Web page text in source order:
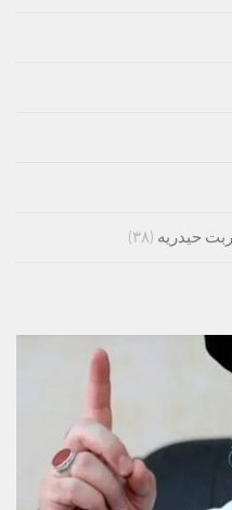
حیدریه (۳۸)